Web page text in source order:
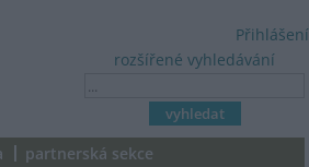
rozšířené vyhledávání
Přihlášení
partnerská sekce